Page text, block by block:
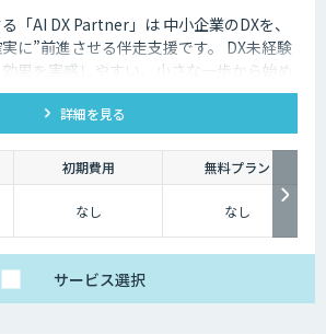
「AI DX Partner」は 中小企業のDXを、
に”前進させる伴走支援です。 DX未経験
効果を実感しやすい、小さな一歩から始め
す。 AI DX Partnerは、大手企業のDX支援
ースに、 地方・中小企業のための“現実
・運用まで一貫して支援いたします。 私
発×AIの力で、現場に寄り添った 『ちょ
します。
詳細を見る
初期費用 無料プラン
なし なし
サービス選択